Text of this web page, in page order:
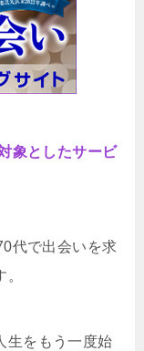
象としたサービ
代で出会いを求
生をもう一度始